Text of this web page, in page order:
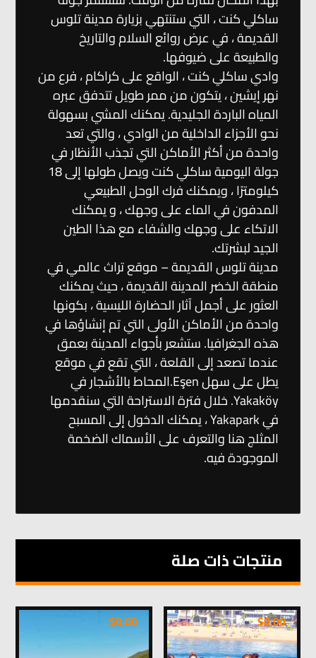
ساكلي كنت ، التي ستنتهي بزيارة مدينة تلوس
القديمة ، في عرض روائع السلام والتاريخ
والطبيعة على ضيوفها.
وادي ساكلي كنت ، الواقع على كراكام ، فرع من
نهر إيشين ، يتكون من ممر طويل تتدفق عبره
المياه الباردة الجليدية. يمكنك المشي بسهولة
نحو الأجزاء الداخلية من الوادي ، والتي تعد
واحدة من أكثر الأماكن التي تجذب الأنظار في
جولة اليومية ساكلي كنت ويصل طولها إلى 18
كيلومترًا ، ويمكنك فرك الوحل الطبيعي
المدفون في الماء على وجهك ، و يمكنك
الاتكاء على وجهك والشفاء مع هذا الطين
الجيد لبشرتك.
مدينة تلوس القديمة – موقع تراث عالمي في
منطقة الخضر المدينة القديمة ، حيث يمكنك
العثور على أجمل آثار الحضارة الليسية ، بكونها
واحدة من الأماكن الأولى التي تم إنشاؤها في
هذه الجغرافيا. ستشعر بأجواء المدينة بعمق
عندما تصعد إلى القلعة ، التي تقع في موقع
يطل على سهل Eşen.المحاط بالأشجار في
Yakaköy. خلال فترة الاستراحة التي سنقدمها
في Yakapark ، يمكنك الدخول إلى المسبح
المثلج هنا والتعرف على الأسماك الضخمة
الموجودة فيه.
منتجات ذات صلة
$0,00
$0,00